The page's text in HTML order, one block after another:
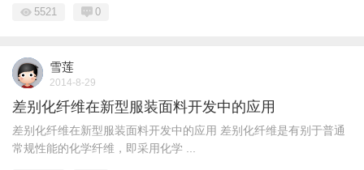
5521 0
雪莲
2014-8-29
差别化纤维在新型服装面料开发中的应用
差别化纤维在新型服装面料开发中的应用 差别化纤维是有别于普通
常规性能的化学纤维，即采用化学 ...